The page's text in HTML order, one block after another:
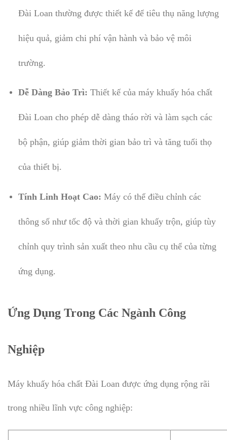
Đài Loan thường được thiết kế để tiêu thụ năng lượng
hiệu quả, giảm chi phí vận hành và bảo vệ môi
trường.
Dễ Dàng Bảo Trì: Thiết kế của máy khuấy hóa chất
Đài Loan cho phép dễ dàng tháo rời và làm sạch các
bộ phận, giúp giảm thời gian bảo trì và tăng tuổi thọ
của thiết bị.
Tính Linh Hoạt Cao: Máy có thể điều chỉnh các
thông số như tốc độ và thời gian khuấy trộn, giúp tùy
chỉnh quy trình sản xuất theo nhu cầu cụ thể của từng
ứng dụng.
Ứng Dụng Trong Các Ngành Công
Nghiệp
Máy khuấy hóa chất Đài Loan được ứng dụng rộng rãi
trong nhiều lĩnh vực công nghiệp: